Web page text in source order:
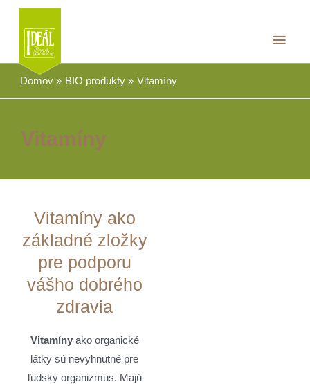
Preskočiť
obsah
Domov BIO produkty Vitamíny
Vitamíny
Vitamíny ako
základné zložky
pre podporu
vášho dobrého
zdravia
Vitamínyako organické
látky sú nevyhnutné pre
ľudský organizmus. Majú